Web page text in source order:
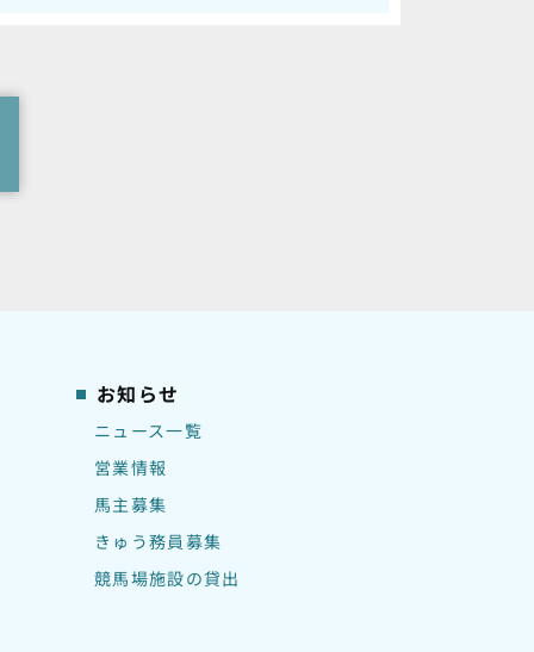
お知らせ
ニュース一覧
営業情報
馬主募集
きゅう務員募集
競馬場施設の貸出